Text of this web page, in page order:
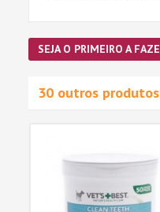
SEJA O PRIMEIRO A
30 outros